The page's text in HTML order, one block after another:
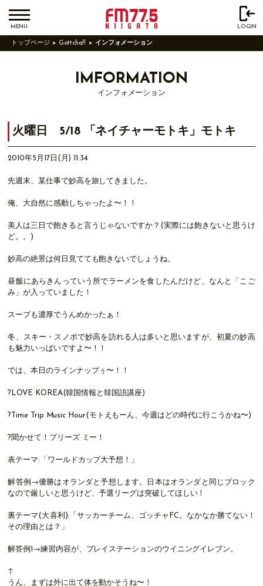
MENU LOGIN
トップページ Gottcha!! インフォメーション
IMFORMATION
インフォメーション
火曜日 5/18 「ネイチャーモトキ」モトキ
2010年5月17日(月) 11:34
先週末、某仕事で妙高を旅してきました。
俺、大自然に感動しちゃったよ〜！！
美人は三日で飽きると言うじゃないですか？(実際には飽きないと思うけ
ど。。)
妙高の絶景は何日見てても飽きないでしょうね。
昼飯にあらきんっていう所でラーメンを食したんだけど、なんと「こご
み」が入っていました！
スープも濃厚でうんめかったぁ！
冬、スキー・スノボで妙高を訪れる人は多いと思いますが、初夏の妙高
も魅力いっぱいですよ〜！！
では、本日のラインナップぅ〜！！
?LOVE KOREA(韓国情報と韓国語講座)
?Time Trip Music Hour(モトえもーん、今週はどの時代に行こうかね〜)
?聞かせて！プリーズ ミー！
表テーマ:「ワールドカップ大予想！」
解答例→優勝はオランダと予想します。日本はオランダと同じブロック
なので厳しいと思うけど、予選リーグは突破してほしい！
裏テーマ(大喜利):「サッカーチーム、ゴッチャFC。なかなか勝てない！
その理由とは？」
解答例1→練習内容が、プレイステーションのウイニングイレブン。
↑
うん、まずは外に出て体を動かそうね〜！